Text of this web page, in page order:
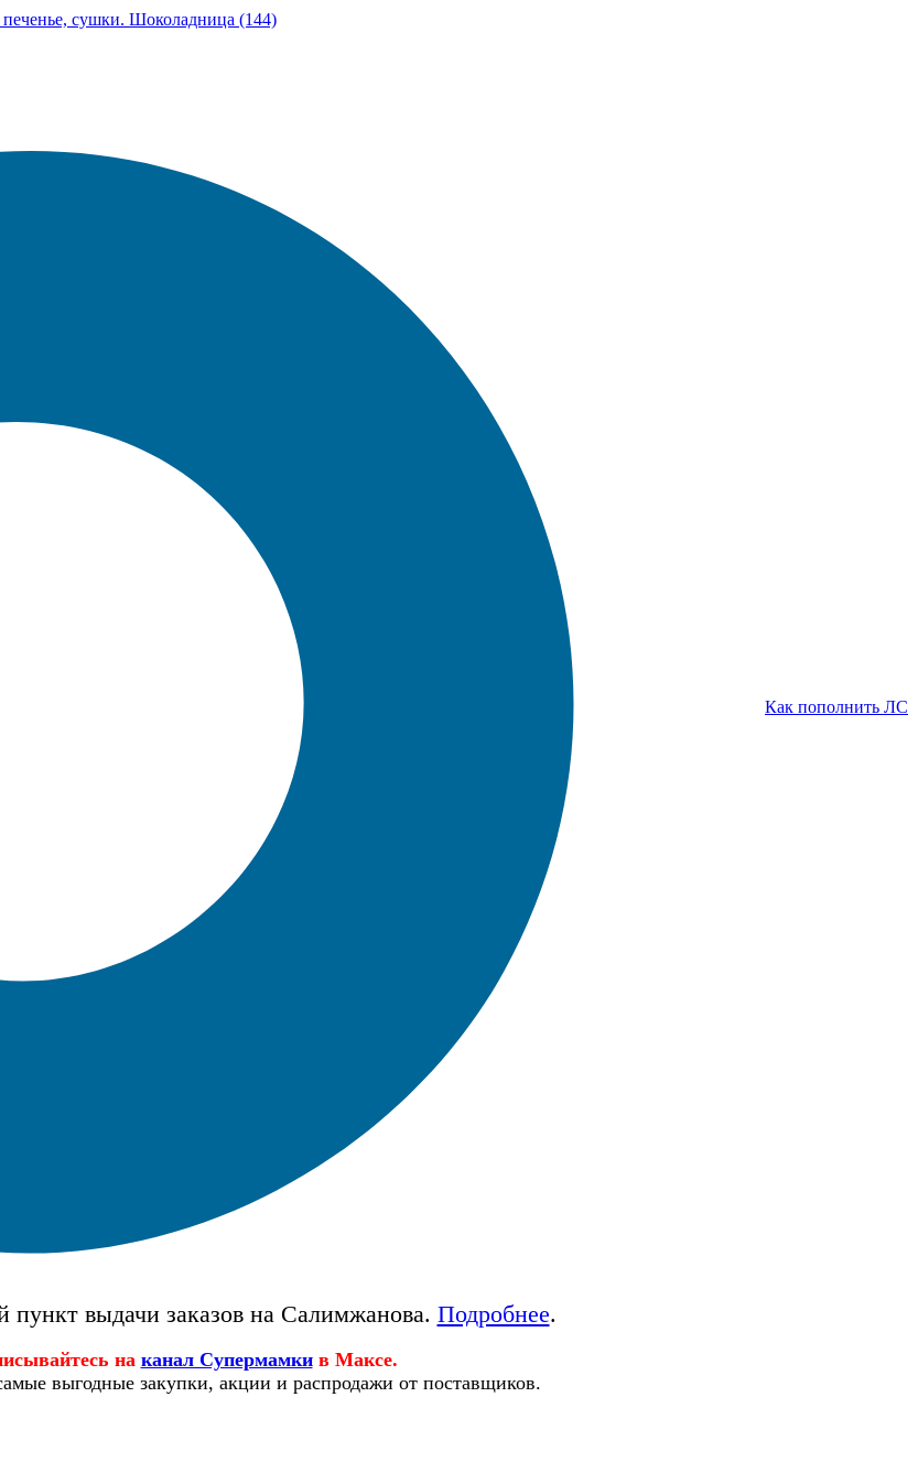
сушки. Шоколадница (144)
Как пополнить ЛС
пункт выдачи заказов на Салимжанова. Подробнее.
на канал Супермамки в Максе.
выгодные закупки, акции и распродажи от поставщиков.